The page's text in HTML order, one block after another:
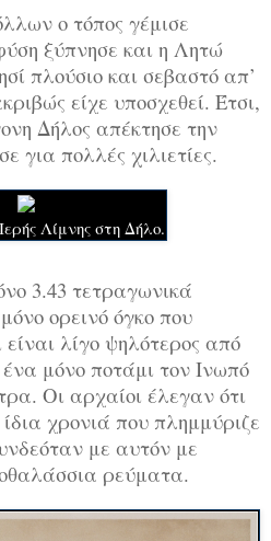
ο τόπος γέμισε
ξύπνησε και η Λητώ
πλούσιο και σεβαστό απ’
είχε υποσχεθεί. Έτσι,
Δήλος απέκτησε την
για πολλές χιλιετίες.
Λίμνης στη Δήλο.
3.43 τετραγωνικά
ορεινό όγκο που
λίγο ψηλότερος από
μόνο ποτάμι τον Ινωπό
Οι αρχαίοι έλεγαν ότι
χρονιά που πλημμύριζε
με αυτόν με
ρεύματα.